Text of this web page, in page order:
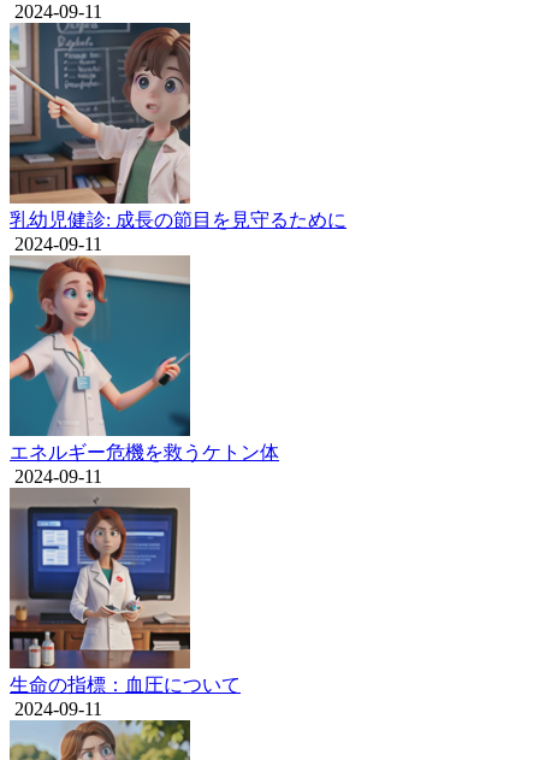
2024-09-11
乳幼児健診: 成長の節目を見守るために
2024-09-11
エネルギー危機を救うケトン体
2024-09-11
生命の指標：血圧について
2024-09-11